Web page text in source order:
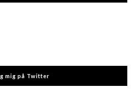
mig på Twitter